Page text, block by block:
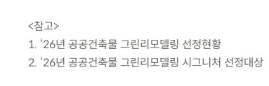
<참고>
1. ‘26년 공공건축물 그린리모델링 선정현황
2. ‘26년 공공건축물 그린리모델링 시그니처 선정대상